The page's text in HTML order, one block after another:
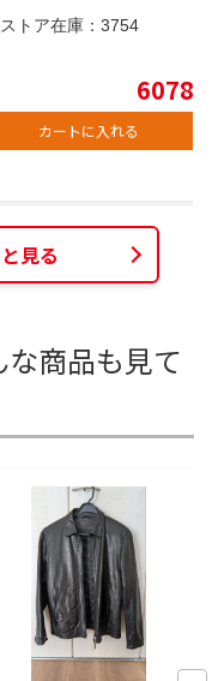
トア在庫： 3754
6078
カートに入れる
見る
商品も見て